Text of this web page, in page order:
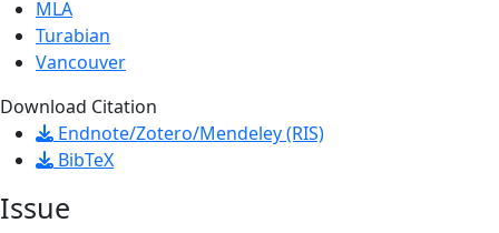
MLA
Turabian
Vancouver
Download Citation
Endnote/Zotero/Mendeley (RIS)
BibTeX
Issue